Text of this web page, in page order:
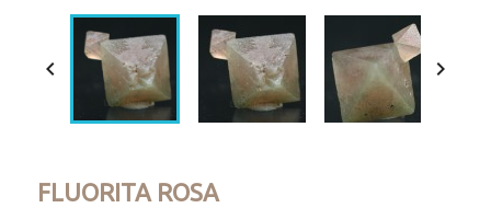
 
FLUORITA ROSA